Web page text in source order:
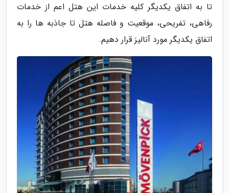
تا به اتفاق یکدیگر کلیه خدمات این هتل اعم از خدمات
رفاهی، تفریحی، موقعیت و فاصله هتل تا جاذبه ها را به
اتفاق یکدیگر مورد آنالیز قرار دهیم.